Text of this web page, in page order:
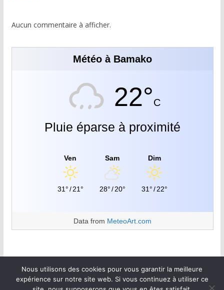
Aucun commentaire à afficher.
Météo à Bamako
22°C
Pluie éparse à proximité
Ven
31°/21°
Sam
28°/20°
Dim
31°/22°
Data from MeteoArt.com
Nous utilisons des cookies pour vous garantir la meilleure
expérience sur notre site web. Si vous continuez à utiliser ce